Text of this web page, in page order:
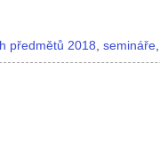
předmětů 2018 ,semináře